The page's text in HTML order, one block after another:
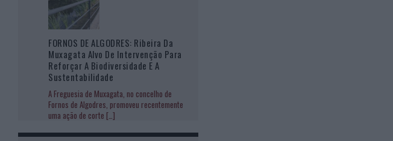
FORNOS DE ALGODRES: Ribeira Da
Muxagata Alvo De Intervenção Para
Reforçar A Biodiversidade E A
Sustentabilidade
A Freguesia de Muxagata, no concelho de
Fornos de Algodres, promoveu recentemente
uma ação de corte […]